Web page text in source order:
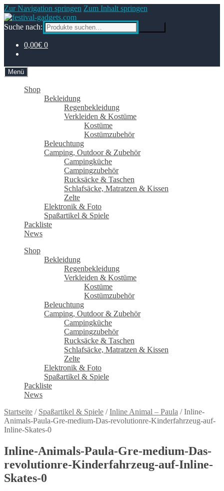
Zur Navigation springen Zum Inhalt springen
Suche nach:
0,00€ 0
Menü
Shop
Bekleidung
Regenbekleidung
Verkleiden & Kostüme
Kostüme
Kostümzubehör
Beleuchtung
Camping, Outdoor & Zubehör
Campingküche
Campingzubehör
Rucksäcke & Taschen
Schlafsäcke, Matratzen & Kissen
Zelte
Elektronik & Foto
Spaßartikel & Spiele
Packliste
News
Shop
Bekleidung
Regenbekleidung
Verkleiden & Kostüme
Kostüme
Kostümzubehör
Beleuchtung
Camping, Outdoor & Zubehör
Campingküche
Campingzubehör
Rucksäcke & Taschen
Schlafsäcke, Matratzen & Kissen
Zelte
Elektronik & Foto
Spaßartikel & Spiele
Packliste
News
Startseite / Spaßartikel & Spiele /Inline Animal – Paula /Inline-
Animals-Paula-Gre-medium-Das-revolutionre-Kinderfahrzeug-auf-
Inline-Skates-0
Inline-Animals-Paula-Gre-medium-Das-
revolutionre-Kinderfahrzeug-auf-Inline-
Skates-0